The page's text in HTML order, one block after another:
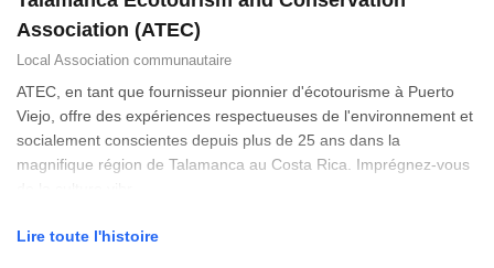
Association (ATEC)
Local Association communautaire
ATEC, en tant que fournisseur pionnier d'écotourisme à Puerto
Viejo, offre des expériences respectueuses de l'environnement et
socialement conscientes depuis plus de 25 ans dans la
magnifique région de Talamanca au Costa Rica. Imprégnez-vous
Lire toute l'histoire